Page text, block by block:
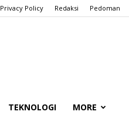
Privacy Policy Redaksi Pedoman
TEKNOLOGI MORE